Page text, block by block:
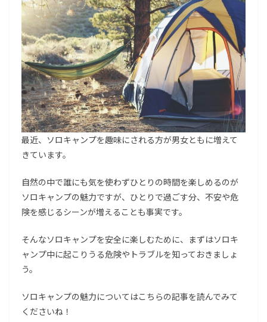
最近、ソロキャンプを趣味にされる方が男女ともに増えて
きています。
自然の中で誰にも気を使わずひとりの時間を楽しめるのが
ソロキャンプの魅力ですが、ひとりで過ごす分、不安や危
険を感じるシーンが増えることも事実です。
そんなソロキャンプを安全に楽しむために、まずはソロキ
ャンプ中に起こりうる危険やトラブルを知っておきましょ
う。
ソロキャンプの魅力についてはこちらの記事を読んでみて
くださいね！